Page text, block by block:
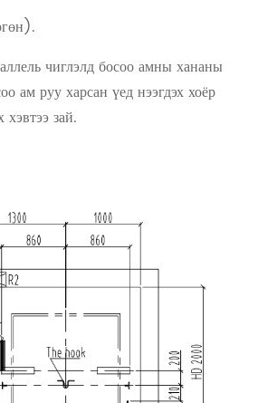
чиглэлд босоо амны хананы
ам руу харсан үед нээгдэх хоёр
зай.